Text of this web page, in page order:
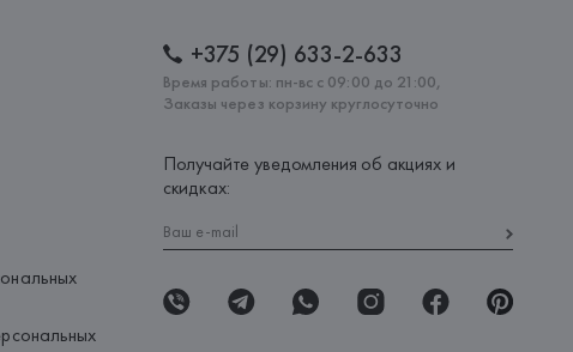
+375 (29) 633-2-633
Время работы: пн-вс с 09:00 до 21:00,
Заказы через корзину круглосуточно
Получайте уведомления об акциях и
скидках: